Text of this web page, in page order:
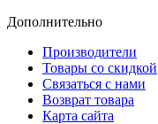
Дополнительно
Производители
Товары со скидкой
Связаться с нами
Возврат товара
Карта сайта